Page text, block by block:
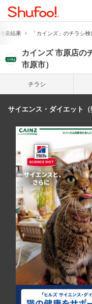
索結果 「カインズ」のチラシ
カインズ 市原店の
市原市）
チラシ
サイエンス・ダイエット